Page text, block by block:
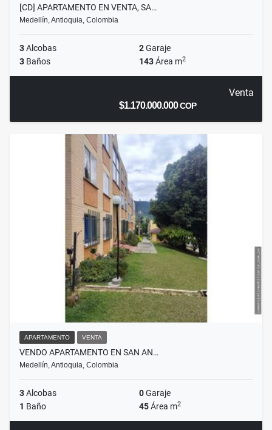
[CD] APARTAMENTO EN VENTA, SA…
Medellín, Antioquia, Colombia
3Alcobas 2Garaje
3 Baños 143Área m2
Venta
$1.170.000.000COP
APARTAMENTO VENTA
VENDO APARTAMENTO EN SAN AN…
Medellín, Antioquia, Colombia
3Alcobas 0Garaje
1 Baño 45Área m2